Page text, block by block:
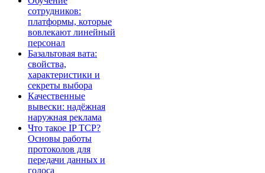
сотрудников:
платформы, которые
вовлекают линейный
персонал
Базальтовая вата:
свойства,
характеристики и
секреты выбора
Качественные
вывески: надёжная
наружная реклама
Что такое IP TCP?
Основы работы
протоколов для
передачи данных и
голоса